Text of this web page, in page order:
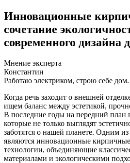
Инновационные
сочетание
современного дизайна
Мнение эксперта
Константин
Работаю электриком, строю себе дом.
Когда речь заходит о внешней
ищем баланс между эстетикой,
В последние годы на передний
которые не только выглядят
заботятся о нашей планете. Одним
являются инновационные
технологии, объединяющие
материалами и экологическими